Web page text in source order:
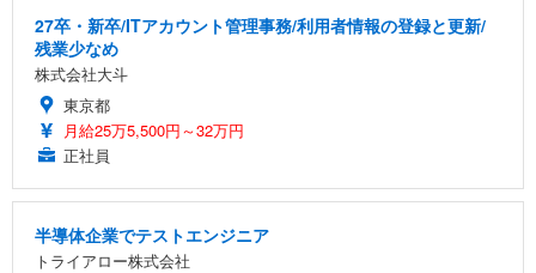
27卒・新卒/ITアカウント管理事務/利用者情報の登録と更新/
残業少なめ
株式会社大斗
東京都
月給25万5,500円～32万円
正社員
半導体企業でテストエンジニア
トライアロー株式会社